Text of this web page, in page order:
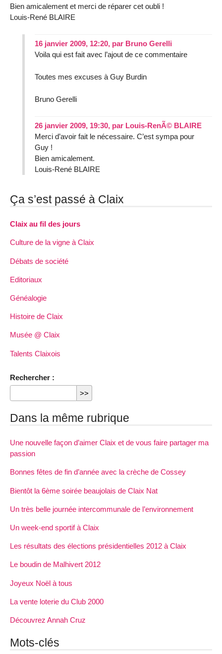
Bien amicalement et merci de réparer cet oubli !
Louis-René BLAIRE
16 janvier 2009, 12:20, par Bruno Gerelli
Voila qui est fait avec l’ajout de ce commentaire
Toutes mes excuses à Guy Burdin
Bruno Gerelli
26 janvier 2009, 19:30, par Louis-RenÃ© BLAIRE
Merci d’avoir fait le nécessaire. C’est sympa pour
Guy !
Bien amicalement.
Louis-René BLAIRE
Ça s’est passé à Claix
Claix au fil des jours
Culture de la vigne à Claix
Débats de société
Editoriaux
Généalogie
Histoire de Claix
Musée @ Claix
Talents Claixois
Rechercher :
Dans la même rubrique
Une nouvelle façon d’aimer Claix et de vous faire partager ma
passion
Bonnes fêtes de fin d’année avec la crèche de Cossey
Bientôt la 6ème soirée beaujolais de Claix Nat
Un très belle journée intercommunale de l’environnement
Un week-end sportif à Claix
Les résultats des élections présidentielles 2012 à Claix
Le boudin de Malhivert 2012
Joyeux Noël à tous
La vente loterie du Club 2000
Découvrez Annah Cruz
Mots-clés